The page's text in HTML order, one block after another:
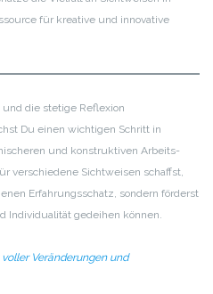
für kreative und innovative
die stetige Reflexion
Du einen wichtigen Schritt in
und konstruktiven Arbeits-
verschiedene Sichtweisen schaffst,
Erfahrungsschatz, sondern förderst
Individualität gedeihen können.
Veränderungen und